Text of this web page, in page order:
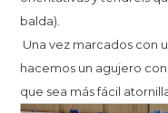
balda).
Una vez marcados con
hacemos un agujero
que sea más fácil